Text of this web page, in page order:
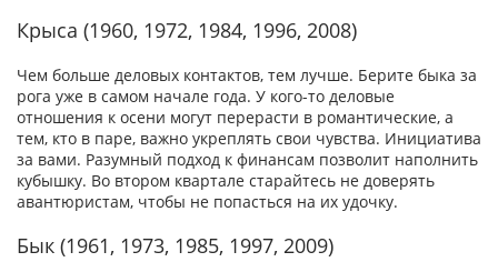
Крыса (1960, 1972, 1984, 1996, 2008)
Чем больше деловых контактов, тем лучше. Берите быка за
рога уже в самом начале года. У кого-то деловые
отношения к осени могут перерасти в романтические, а
тем, кто в паре, важно укреплять свои чувства. Инициатива
за вами. Разумный подход к финансам позволит наполнить
кубышку. Во втором квартале старайтесь не доверять
авантюристам, чтобы не попасться на их удочку.
Бык (1961, 1973, 1985, 1997, 2009)